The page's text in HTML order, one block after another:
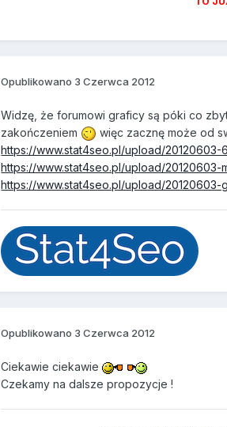
Opublikowano 3 Czerwca 2012
Widzę, że forumowi graficy są póki co
zakończeniem
więc zacznę może od
https://www.stat4seo.pl/upload/20120603-
https://www.stat4seo.pl/upload/20120603-
https://www.stat4seo.pl/upload/
Opublikowano 3 Czerwca 2012
Ciekawie ciekawie
Czekamy na dalsze propozycje !